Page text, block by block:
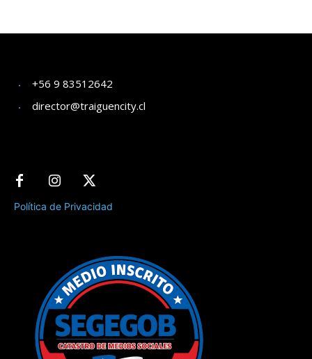
+56 9 83512642
director@traiguencity.cl
Política de Privacidad